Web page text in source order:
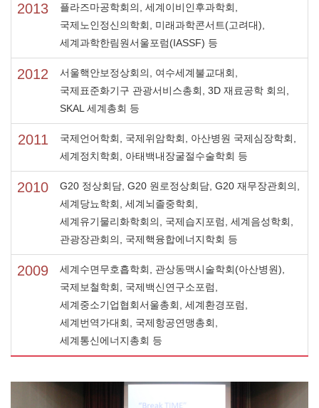
2013
플라즈마공학회의, 세계이비인후과학회,
국제노인정신의학회, 미래과학콘서트(고려대),
세계과학한림원서울포럼(IASSF) 등
2012
서울핵안보정상회의, 여수세계불교대회,
국제표준화기구 관광서비스총회, 3D 재료공학 회의,
SKAL 세계총회 등
2011
국제언어학회, 국제위암학회, 아산병원 국제심장학회,
세계정치학회, 아태백내장굴절수술학회 등
2010
G20 정상회담, G20 원로정상회담, G20 재무장관회의,
세계당뇨학회, 세계뇌졸중학회,
세계유기물리화학회의, 국제습지포럼, 세계음성학회,
관광장관회의, 국제핵융합에너지학회 등
2009
세계수면무호흡학회, 관상동맥시술학회(아산병원),
국제보철학회, 국제백신연구소포럼,
세계중소기업협회서울총회, 세계환경포럼,
세계번역가대회, 국제항공연맹총회,
세계통신에너지총회 등